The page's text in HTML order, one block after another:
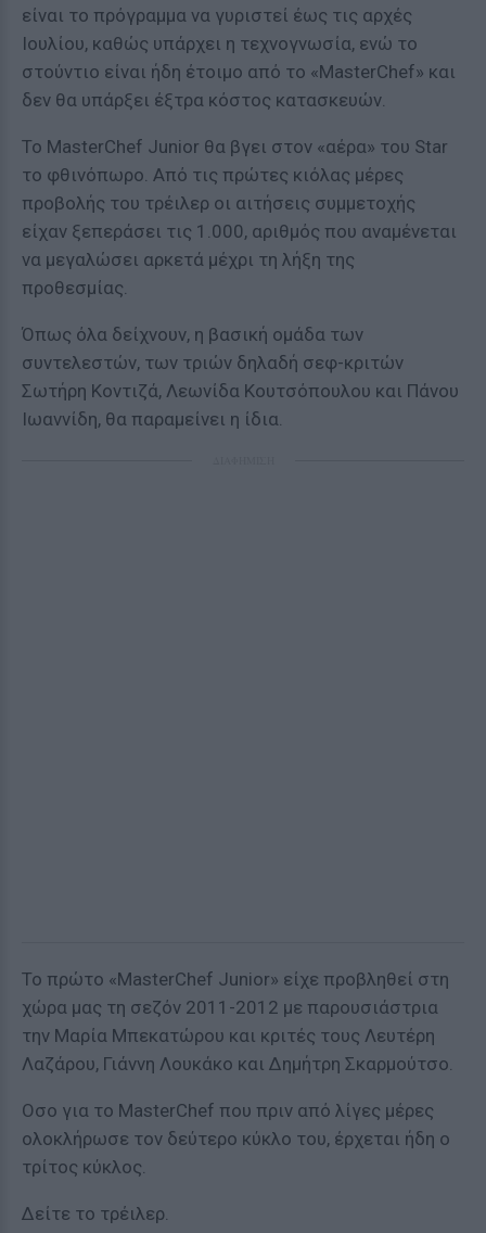
είναι το πρόγραμμα να γυριστεί έως τις αρχές
Ιουλίου, καθώς υπάρχει η τεχνογνωσία, ενώ το
στούντιο είναι ήδη έτοιμο από το «MasterChef» και
δεν θα υπάρξει έξτρα κόστος κατασκευών.
Το ΜasterChef Junior θα βγει στον «αέρα» του Star
το φθινόπωρο. Από τις πρώτες κιόλας μέρες
προβολής του τρέιλερ οι αιτήσεις συμμετοχής
είχαν ξεπεράσει τις 1.000, αριθμός που αναμένεται
να μεγαλώσει αρκετά μέχρι τη λήξη της
προθεσμίας.
Όπως όλα δείχνουν, η βασική ομάδα των
συντελεστών, των τριών δηλαδή σεφ-κριτών
Σωτήρη Κοντιζά, Λεωνίδα Κουτσόπουλου και Πάνου
Ιωαννίδη, θα παραμείνει η ίδια.
Το πρώτο «MasterChef Junior» είχε προβληθεί στη
χώρα μας τη σεζόν 2011-2012 με παρουσιάστρια
την Μαρία Μπεκατώρου και κριτές τους Λευτέρη
Λαζάρου, Γιάννη Λουκάκο και Δημήτρη Σκαρμούτσο.
Οσο για το MasterChef που πριν από λίγες μέρες
ολοκλήρωσε τον δεύτερο κύκλο του, έρχεται ήδη ο
τρίτος κύκλος.
Δείτε το τρέιλερ.